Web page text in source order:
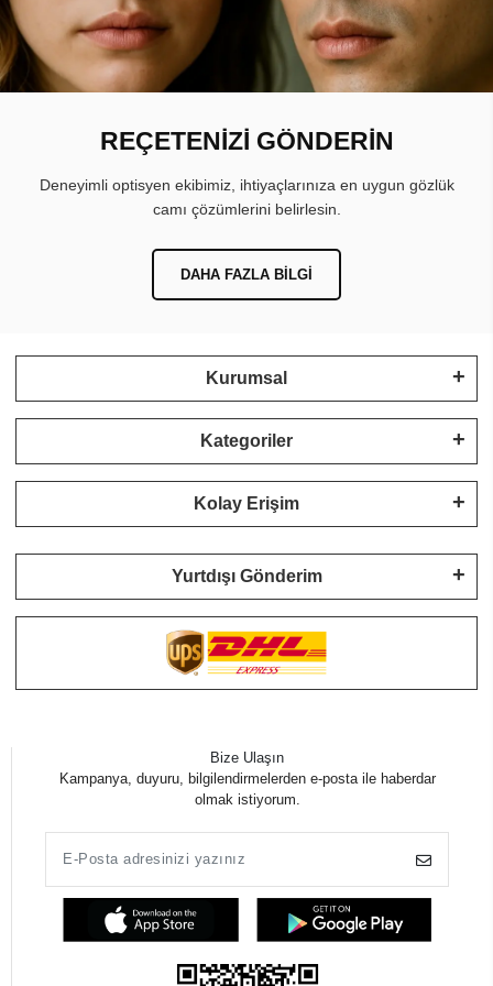
REÇETENİZİ GÖNDERİN
Deneyimli optisyen ekibimiz, ihtiyaçlarınıza en uygun gözlük
camı çözümlerini belirlesin.
DAHA FAZLA BILGI
Kurumsal
Kategoriler
Kolay Erişim
Yurtdışı Gönderim
Bize Ulaşın
Kampanya, duyuru, bilgilendirmelerden e-posta ile haberdar
olmak istiyorum.